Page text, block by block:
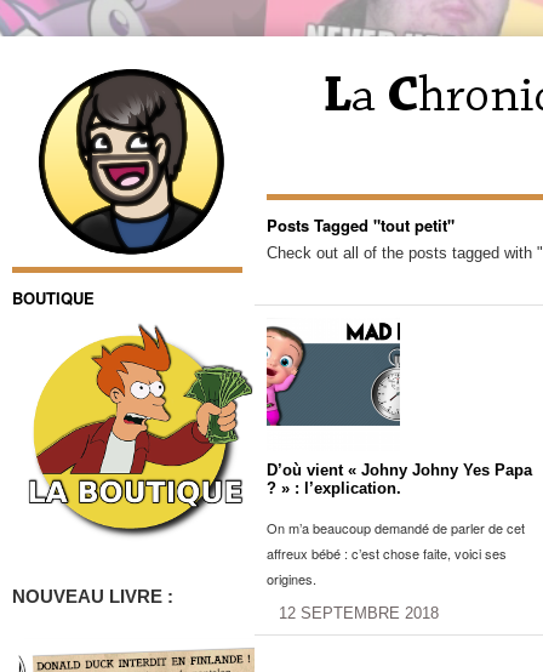
BOUTIQUE
NOUVEAU LIVRE :
Posts Tagged "tout petit"
Check out all of the posts tagged with
D’où vient « Johny Johny Yes Papa
? » : l’explication.
On m’a beaucoup demandé de parler de cet
affreux bébé : c’est chose faite, voici ses
origines.
12 SEPTEMBRE 2018